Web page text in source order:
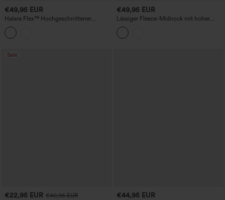
€49,95 EUR
Halara Flex™ Hochgeschnittener
gewaschener Denim Gerader Maxi
Freizeitrock mit Taschen
€49,95 EUR
Lässiger Fleece-Midirock mit hoher
Taille, A-Linien-Schnitt und Taschen
Sale
€22,95 EUR €40,95 EUR
€44,95 EUR